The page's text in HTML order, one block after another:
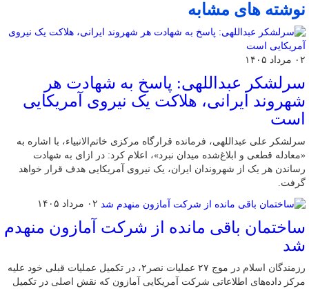
نوشته های مشابه
۰۲ مرداد ۱۴۰۵
سرلشکر عبداللهی: پاسخ به شهادت هر
شهروند ایرانی، هلاکت یک نیروی آمریکایی
است
سرلشکر علی عبداللهی، فرمانده قرارگاه مرکزی خاتم‌الانبیاء، با اشاره به
«معادله قطعی و ابلاغ‌شده میدان نبرد»، اعلام کرد: در ازای به شهادت
رساندن هر یک از شهروندان ایران، یک نیروی آمریکایی هدف قرار خواهد
گرفت.
۰۲ مرداد ۱۴۰۵
ساختمان باقی مانده از شرکت آمازون منهدم
شد
رزمندگان اسلام در موج ۲۷ عملیات نصر۲، در تکمیل عملیات قبلی خود علیه
مرکز داده‌های اطلاعاتی شرکت آمریکایی آمازون که نقش اصلی در تکمیل